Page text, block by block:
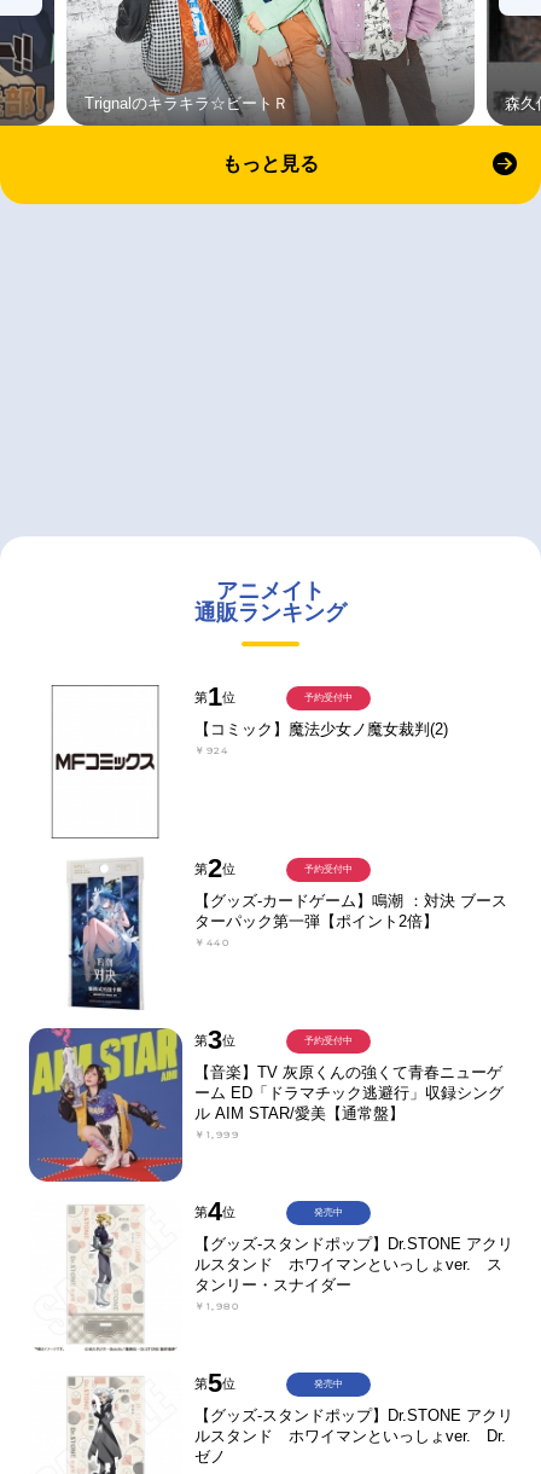
Trignalのキラキラ☆ビートＲ 森久
もっと見る
アニメイト
通販ランキング
第1位
【コミック】魔法少女ノ魔女裁判(2)
￥924
予約受付中
第2位
【グッズ-カードゲーム】鳴潮 ：対決 ブース
ターパック第一弾【ポイント2倍】
￥440
予約受付中
第3位
【音楽】TV 灰原くんの強くて青春ニューゲ
ーム ED「ドラマチック逃避行」収録シング
ル AIM STAR/愛美【通常盤】
￥1,999
予約受付中
第4位
【グッズ-スタンドポップ】Dr.STONE アクリ
ルスタンド ホワイマンといっしょver. ス
タンリー・スナイダー
￥1,980
発売中
第5位
【グッズ-スタンドポップ】Dr.STONE アクリ
ルスタンド ホワイマンといっしょver. Dr.
ゼノ
発売中